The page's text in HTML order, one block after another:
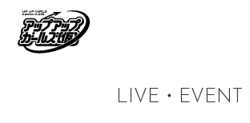
LIVE・EVENT